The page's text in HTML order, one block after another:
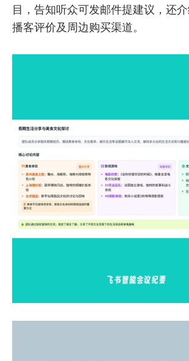
目，告知听众可发邮件提建议，还
播客评价及周边购买渠道。